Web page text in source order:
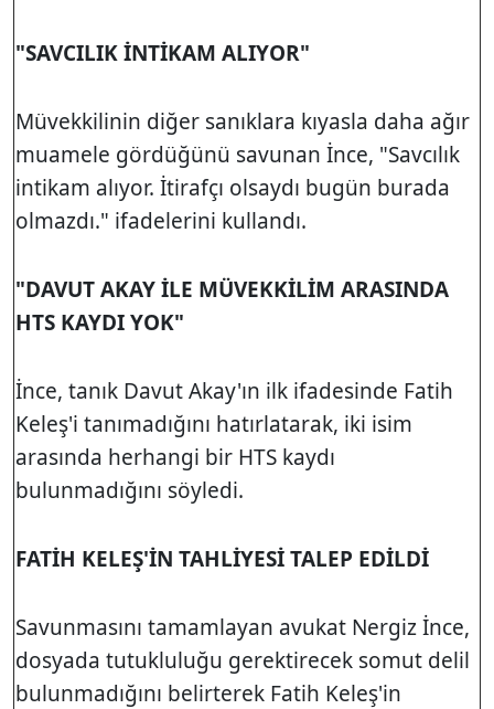
"SAVCILIK İNTİKAM ALIYOR"
Müvekkilinin diğer sanıklara kıyasla daha ağır
muamele gördüğünü savunan İnce, "Savcılık
intikam alıyor. İtirafçı olsaydı bugün burada
olmazdı." ifadelerini kullandı.
"DAVUT AKAY İLE MÜVEKKİLİM ARASINDA
HTS KAYDI YOK"
İnce, tanık Davut Akay'ın ilk ifadesinde Fatih
Keleş'i tanımadığını hatırlatarak, iki isim
arasında herhangi bir HTS kaydı
bulunmadığını söyledi.
FATİH KELEŞ'İN TAHLİYESİ TALEP EDİLDİ
Savunmasını tamamlayan avukat Nergiz İnce,
dosyada tutukluluğu gerektirecek somut delil
bulunmadığını belirterek Fatih Keleş'in